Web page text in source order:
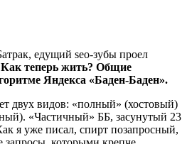
едущий seo-зубы проел
Как теперь жить? Общие
Яндекса «Баден-Баден».
двух видов: «полный» (хостовый)
«Частичный» ББ, засунутый 23
я уже писал, спирт позапросный,